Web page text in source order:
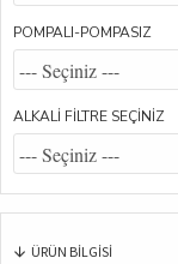
POMPALI-POMPASIZ
ALKALİ FİLTRE SEÇİNİZ
ÜRÜN BILGISI